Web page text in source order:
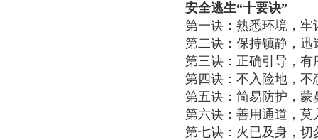
安全逃生“十要诀”
第一诀：熟悉环境，牢
第二诀：保持镇静，迅
第三诀：正确引导，有
第四诀：不入险地，不
第五诀：简易防护，蒙
第六诀：善用通道，莫
第七诀：火已及身，切